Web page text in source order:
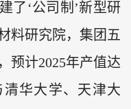
了‘公司制’新型研
研究院，集团五
预计2025年产值达
华大学、天津大